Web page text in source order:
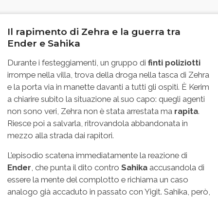
Il rapimento di Zehra e la guerra tra
Ender e Sahika
Durante i festeggiamenti, un gruppo di finti poliziotti
irrompe nella villa, trova della droga nella tasca di Zehra
e la porta via in manette davanti a tutti gli ospiti. È Kerim
a chiarire subito la situazione al suo capo: quegli agenti
non sono veri, Zehra non è stata arrestata ma rapita.
Riesce poi a salvarla, ritrovandola abbandonata in
mezzo alla strada dai rapitori.
L’episodio scatena immediatamente la reazione di
Ender, che punta il dito contro Sahika accusandola di
essere la mente del complotto e richiama un caso
analogo già accaduto in passato con Yigit. Sahika, però,